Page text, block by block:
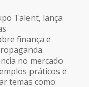
Talent, lança
finança e
no mercado
práticos e
temas como: